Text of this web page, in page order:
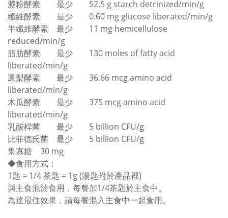
澱粉酵素
最少
52.5 g starch detrinized/min/g
纖維酵素
最少
0.60 mg glucose liberated/min/g
半纖維酵素
最少
11 mg hemicellulose
reduced/min/g
脂肪酵素
最少
130 moles of fatty acid
liberated/min/g
鳳梨酵素
最少
36.66 mcg amino acid
liberated/min/g
木瓜酵素
最少
375 mcg amino acid
liberated/min/g
乳酸桿菌
最少
5 billion CFU/g
比菲德氏菌
最少
5 billion CFU/g
果寡糖
30 mg
◆食用方式：
1匙 = 1/4 茶匙 = 1g (湯匙附於產品裡)
與主食混於食用，每餐加1/4茶匙於主食中。
為達最佳效果，請每餐混入主食中一起食用。